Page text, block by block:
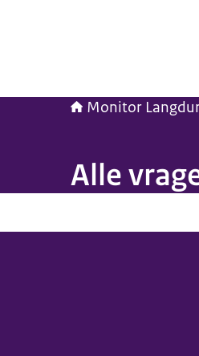
Monitor
Alle